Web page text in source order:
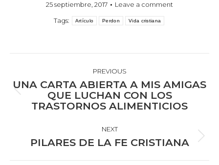
25 septiembre, 2017
Leave a comment
Tags: Artículo Perdon Vida cristiana
NAVIGATIONPREVIOUS
Previous
post:
UNA CARTA ABIERTA A MIS AMIGAS
QUE LUCHAN CON LOS
TRASTORNOS ALIMENTICIOS
NEXT
Next
PILARES DE LA FE CRISTIANA